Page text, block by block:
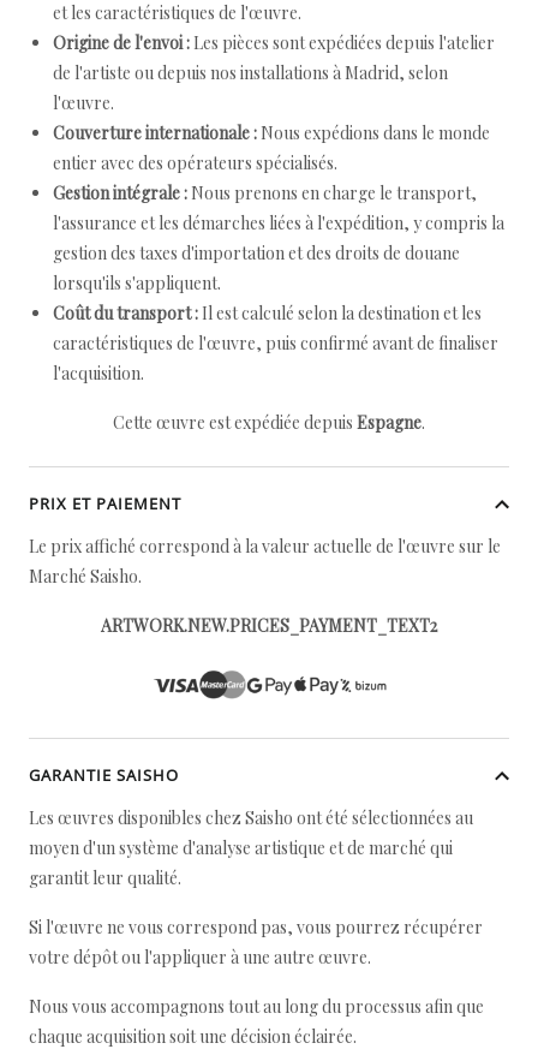
et les caractéristiques de l'œuvre.
Origine de l'envoi : Les pièces sont expédiées depuis l'atelier
de l'artiste ou depuis nos installations à Madrid, selon
l'œuvre.
Couverture internationale : Nous expédions dans le monde
entier avec des opérateurs spécialisés.
Gestion intégrale : Nous prenons en charge le transport,
l'assurance et les démarches liées à l'expédition, y compris la
gestion des taxes d'importation et des droits de douane
lorsqu'ils s'appliquent.
Coût du transport : Il est calculé selon la destination et les
caractéristiques de l'œuvre, puis confirmé avant de finaliser
l'acquisition.
Cette œuvre est expédiée depuis Espagne.
PRIX ET PAIEMENT
Le prix affiché correspond à la valeur actuelle de l'œuvre sur le
Marché Saisho.
ARTWORK.NEW.PRICES_PAYMENT_TEXT2
GARANTIE SAISHO
Les œuvres disponibles chez Saisho ont été sélectionnées au
moyen d'un système d'analyse artistique et de marché qui
garantit leur qualité.
Si l'œuvre ne vous correspond pas, vous pourrez récupérer
votre dépôt ou l'appliquer à une autre œuvre.
Nous vous accompagnons tout au long du processus afin que
chaque acquisition soit une décision éclairée.